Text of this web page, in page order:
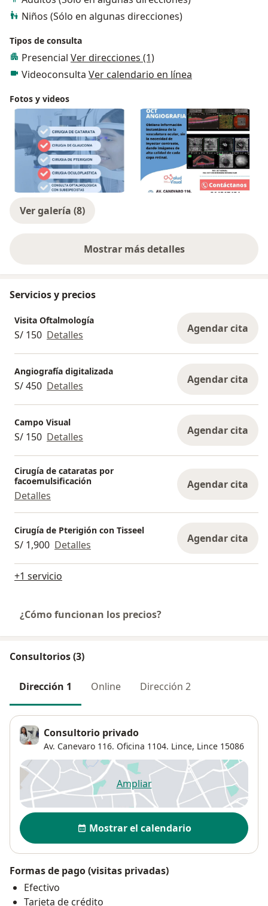
Niños (Sólo en algunas direcciones)
Tipos de consulta
Presencial Ver direcciones (1)
Videoconsulta Ver calendario en línea
Fotos y videos
Ver galería (8)
Mostrar más detalles
sobre la experiencia
Servicios y precios
Visita Oftalmología
S/ 150 Detalles Agendar cita
Angiografía digitalizada
S/ 450 Detalles Agendar cita
Campo Visual
S/ 150 Detalles Agendar cita
Cirugía de cataratas por
facoemulsificación
Detalles
Agendar cita
Cirugía de Pterigión con Tisseel
S/ 1,900 Detalles Agendar cita
+1 servicio
¿Cómo funcionan los precios?
Consultorios (3)
Dirección 1 Online Dirección 2
Consultorio privado
Av. Canevaro 116. Oficina 1104. Lince, Lince 15086
Ampliarse abre en una nueva
Disponibilidad
Mostrar el calendario
Formas de pago (visitas privadas)
Efectivo
Tarjeta de crédito